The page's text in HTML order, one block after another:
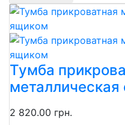
Тумба
2 820.00 грн.